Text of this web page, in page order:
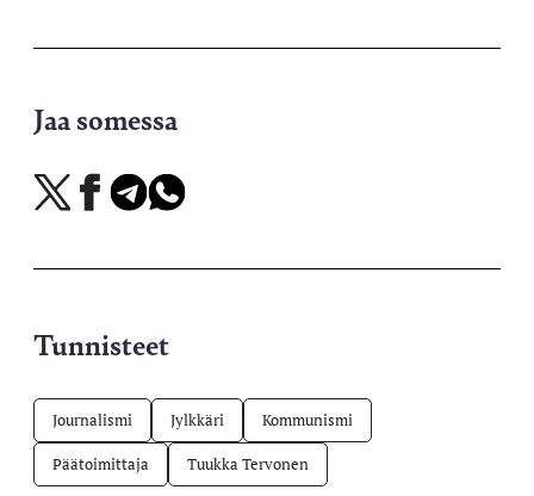
Jaa somessa
Jaa
X-
Jaa
Facebookissa
Jaa
Telegramissa
Jaa
WhatsAppissa
Tunnisteet
Journalismi Jylkkäri Kommunismi
Päätoimittaja Tuukka Tervonen